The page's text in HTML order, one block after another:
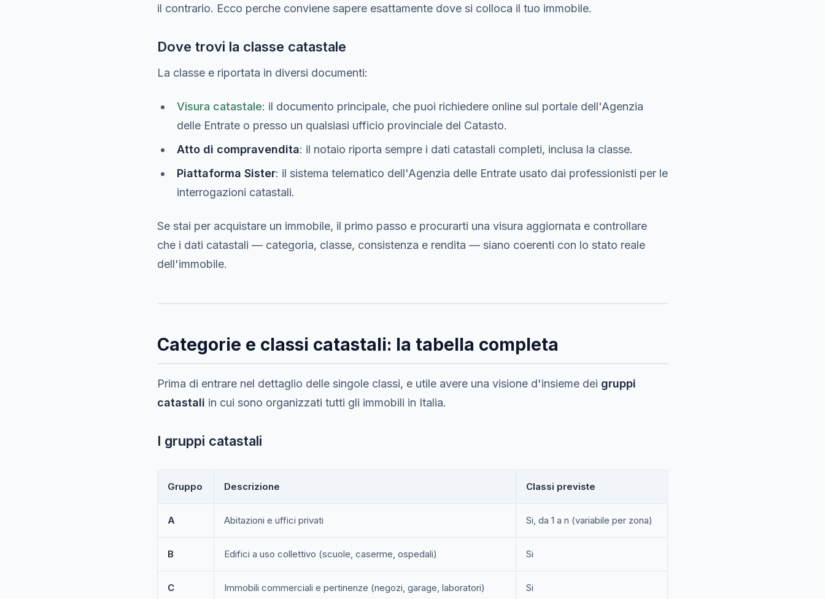
il contrario. Ecco perche conviene sapere esattamente dove si colloca il tuo immobile.
Dove trovi la classe catastale
La classe e riportata in diversi documenti:
Visura catastale: il documento principale, che puoi richiedere online sul portale dell'Agenzia
delle Entrate o presso un qualsiasi ufficio provinciale del Catasto.
Atto di compravendita: il notaio riporta sempre i dati catastali completi, inclusa la classe.
Piattaforma Sister: il sistema telematico dell'Agenzia delle Entrate usato dai professionisti per le
interrogazioni catastali.
Se stai per acquistare un immobile, il primo passo e procurarti una visura aggiornata e controllare
che i dati catastali — categoria, classe, consistenza e rendita — siano coerenti con lo stato reale
dell'immobile.
Categorie e classi catastali: la tabella completa
Prima di entrare nel dettaglio delle singole classi, e utile avere una visione d'insieme dei gruppi
catastali in cui sono organizzati tutti gli immobili in Italia.
I gruppi catastali
Gruppo Descrizione Classi previste
A Abitazioni e uffici privati Si, da 1 a n (variabile per zona)
B Edifici a uso collettivo (scuole, caserme, ospedali) Si
C Immobili commerciali e pertinenze (negozi, garage, laboratori) Si